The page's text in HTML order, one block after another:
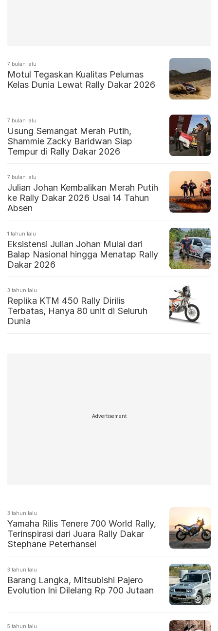
7 bulan lalu
Motul Tegaskan Kualitas Pelumas
Kelas Dunia Lewat Rally Dakar 2026
7 bulan lalu
Usung Semangat Merah Putih,
Shammie Zacky Baridwan Siap
Tempur di Rally Dakar 2026
7 bulan lalu
Julian Johan Kembalikan Merah Putih
ke Rally Dakar 2026 Usai 14 Tahun
Absen
1 tahun lalu
Eksistensi Julian Johan Mulai dari
Balap Nasional hingga Menatap Rally
Dakar 2026
3 tahun lalu
Replika KTM 450 Rally Dirilis
Terbatas, Hanya 80 unit di Seluruh
Dunia
Advertisement
3 tahun lalu
Yamaha Rilis Tenere 700 World Rally,
Terinspirasi dari Juara Rally Dakar
Stephane Peterhansel
3 tahun lalu
Barang Langka, Mitsubishi Pajero
Evolution Ini Dilelang Rp 700 Jutaan
5 tahun lalu